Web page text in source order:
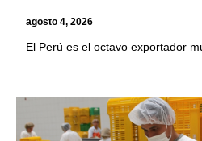
agosto 4, 2026
El Perú es el octavo exportador